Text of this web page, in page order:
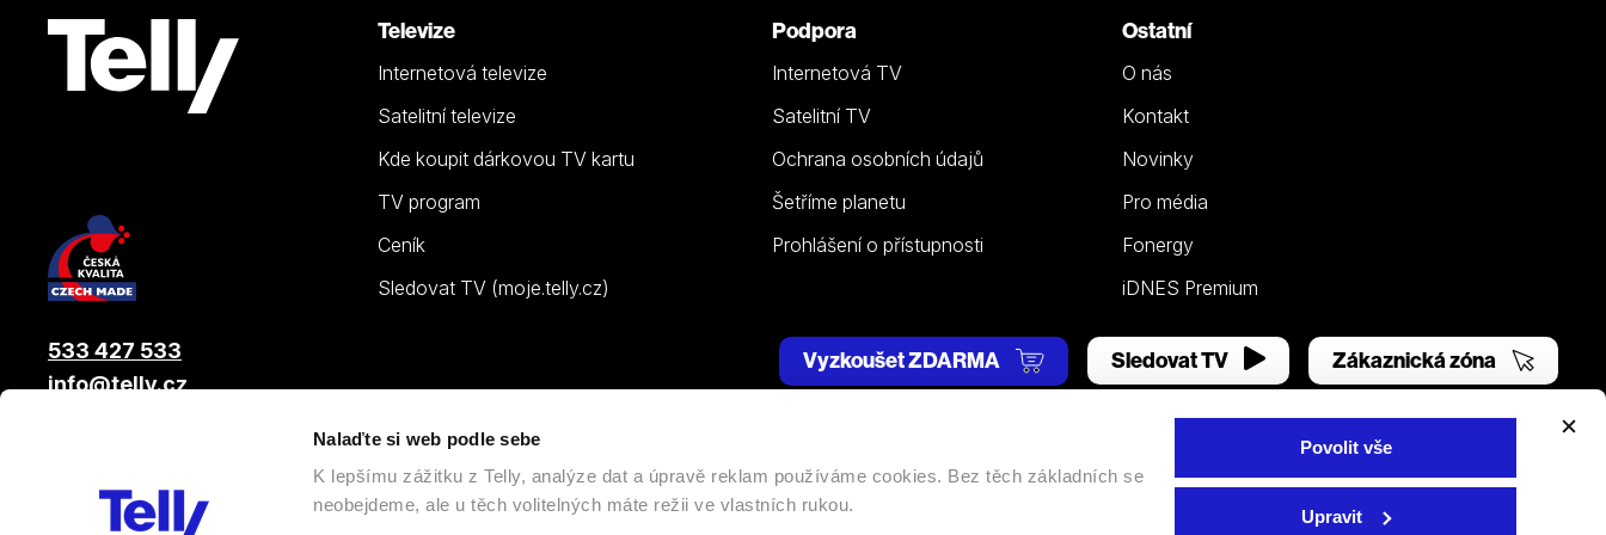
Nalaďte si web podle sebe
K lepšímu zážitku z Telly, analýze dat a úpravě reklam používáme cookies. Bez těch základních se
neobejdeme, ale u těch volitelných máte režii ve vlastních rukou.
Povolit vše
Upravit
Televize
Internetová televize
Satelitní televize
Kde koupit dárkovou TV kartu
TV program
Ceník
Sledovat TV (moje.telly.cz)
Podpora
Internetová TV
Satelitní TV
Ochrana osobních údajů
Šetříme planetu
Prohlášení o přístupnosti
Ostatní
O nás
Kontakt
Novinky
Pro média
Fonergy
iDNES Premium
533 427 533
info@telly.cz
Vyzkoušet ZDARMA Sledovat TV Zákaznická zóna
, člen skupiny LAMA ENERGY GROUP | Všechna práva vyhrazena. |Nastavení cookies